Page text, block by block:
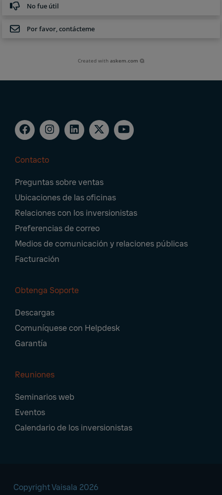
No fue útil
Por favor, contácteme
Created withaskem.com
Navigation
Contacto
Preguntas sobre ventas
Ubicaciones de las oficinas
Relaciones con los inversionistas
Preferencias de correo
Medios de comunicación y relaciones públicas
Facturación
Obtenga Soporte
Descargas
Comuníquese con Helpdesk
Garantía
Reuniones
Seminarios web
Eventos
Calendario de los inversionistas
Copyright Vaisala 2026